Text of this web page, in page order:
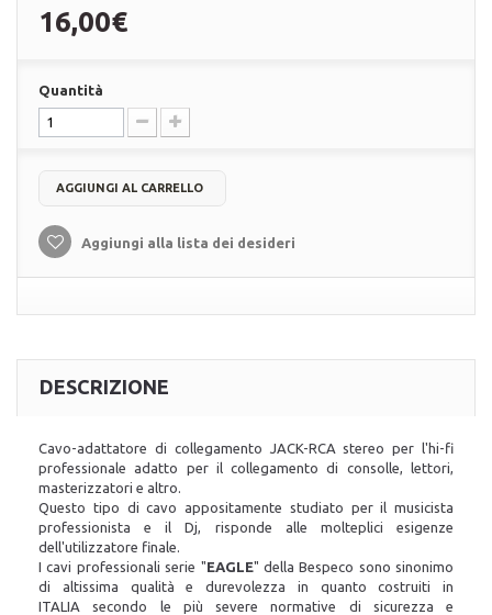
16,00€
Quantità
AGGIUNGI AL CARRELLO
Aggiungi alla lista dei desideri
DESCRIZIONE
Cavo-adattatore di collegamento JACK-RCA stereo per l'hi-fi
professionale adatto per il collegamento di consolle, lettori,
masterizzatori e altro.
Questo tipo di cavo appositamente studiato per il musicista
professionista e il Dj, risponde alle molteplici esigenze
dell'utilizzatore finale.
I cavi professionali serie "EAGLE" della Bespeco sono sinonimo
di altissima qualità e durevolezza in quantocostruiti in
ITALIA secondo le più severe normative di sicurezza e